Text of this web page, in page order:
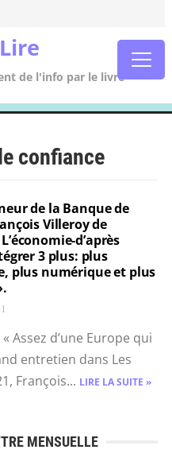
de l'info par le livre
confiance
de la Banque de
Villeroy de
d’après
3 plus: plus
plus numérique et plus
Assez d’une Europe qui
entretien dans Les
François... LIRE LA SUITE »
MENSUELLE